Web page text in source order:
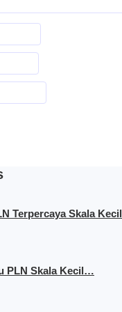
Terpercaya Skala
PLN Skala Kecil…